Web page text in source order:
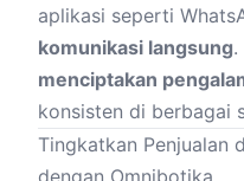
aplikasi seperti
komunikasi langsung.
menciptakan
konsisten di berbagai
Tingkatkan Penjualan